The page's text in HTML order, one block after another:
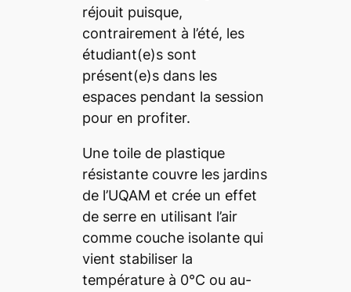
réjouit puisque,
contrairement à l’été, les
étudiant(e)s sont
présent(e)s dans les
espaces pendant la session
pour en profiter.
Une toile de plastique
résistante couvre les jardins
de l’UQAM et crée un effet
de serre en utilisant l’air
comme couche isolante qui
vient stabiliser la
température à 0°C ou au-